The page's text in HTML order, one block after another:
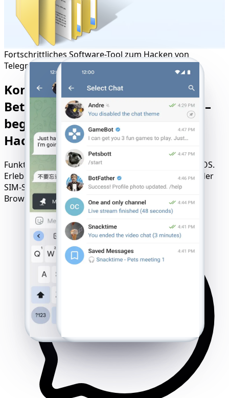
Fortschrittliches Software-Tool zum Hacken von
Telegram
Kompatibel mit allen Geräten,
Betriebssystemen und Anbietern –
beginnen Sie Ihre Telegram-
Hacking-Reise
Funktioniert unter iOS, Android, Windows und macOS.
Erleben Sie nahtlosen Zugriff ohne Installationen oder
SIM-Sperren – führen Sie es einfach direkt in Ihrem
Browser aus.